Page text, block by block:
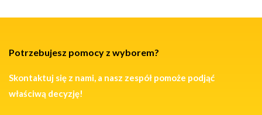
Potrzebujesz pomocy z wyborem?
Skontaktuj się z nami, a nasz zespół pomoże podjąć
właściwą decyzję!